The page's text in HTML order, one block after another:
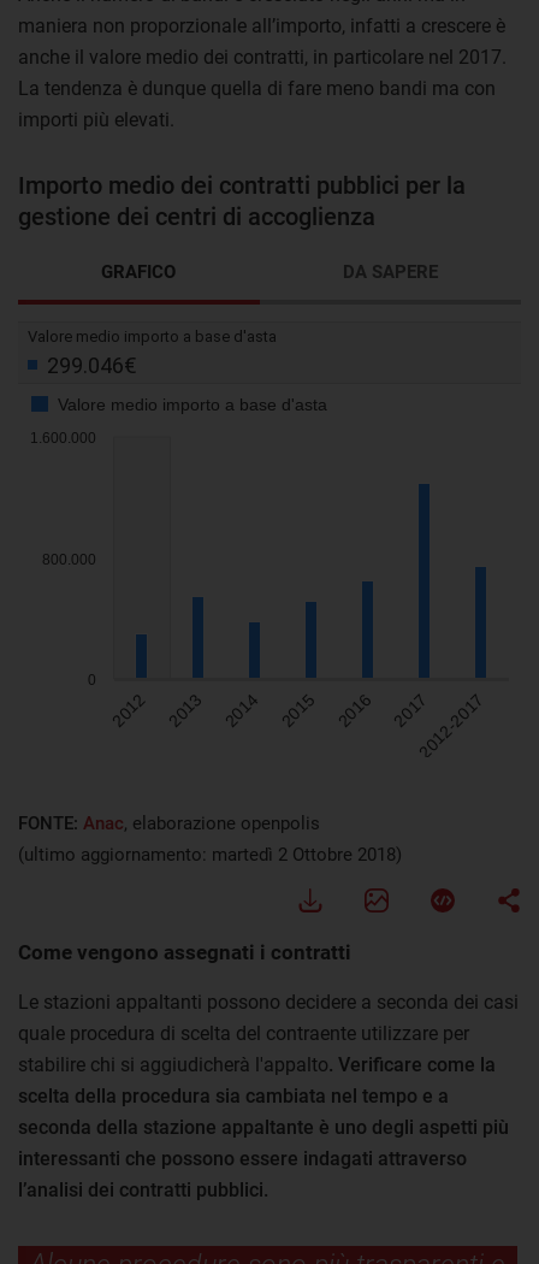
maniera non proporzionale all’importo, infatti a crescere è
anche il valore medio dei contratti, in particolare nel 2017.
La tendenza è dunque quella di fare meno bandi ma con
importi più elevati.
Importo medio dei contratti pubblici per la
gestione dei centri di accoglienza
GRAFICO DA SAPERE
FONTE: Anac, elaborazione openpolis
(ultimo aggiornamento: martedì 2 Ottobre 2018)
Come vengono assegnati i contratti
Le stazioni appaltanti possono decidere a seconda dei casi
quale procedura di scelta del contraente utilizzare per
stabilire chi si aggiudicherà l'appalto. Verificare come la
scelta della procedura sia cambiata nel tempo e a
seconda della stazione appaltante è uno degli aspetti più
interessanti che possono essere indagati attraverso
l’analisi dei contratti pubblici.